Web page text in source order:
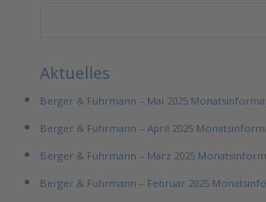
Aktuelles
Berger & Fuhrmann – Mai 2025
Berger & Fuhrmann – April 2025
Berger & Fuhrmann – März 2025
Berger & Fuhrmann – Februar 2025